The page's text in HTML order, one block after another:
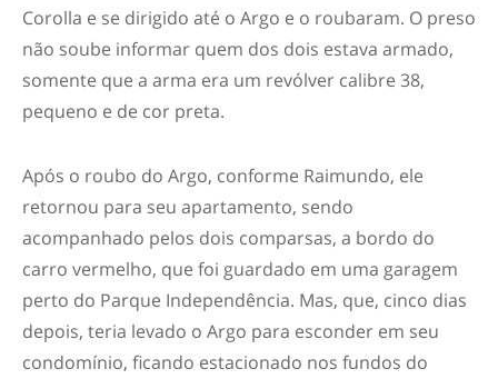
Corolla e se dirigido até o Argo e o roubaram. O preso
não soube informar quem dos dois estava armado,
somente que a arma era um revólver calibre 38,
pequeno e de cor preta.
Após o roubo do Argo, conforme Raimundo, ele
retornou para seu apartamento, sendo
acompanhado pelos dois comparsas, a bordo do
carro vermelho, que foi guardado em uma garagem
perto do Parque Independência. Mas, que, cinco dias
depois, teria levado o Argo para esconder em seu
condomínio, ficando estacionado nos fundos do